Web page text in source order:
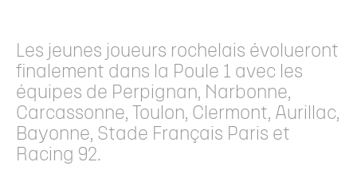
Les jeunes joueurs rochelais évolueront
finalement dans la Poule 1 avec les
équipes de Perpignan, Narbonne,
Carcassonne, Toulon, Clermont, Aurillac,
Bayonne, Stade Français Paris et
Racing 92.